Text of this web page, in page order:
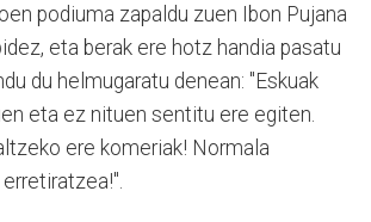
podiuma zapaldu zuen Ibon Pujana
eta berak ere hotz handia pasatu
du helmugaratu denean: "Eskuak
eta ez nituen sentitu ere egiten.
ere komeriak! Normala